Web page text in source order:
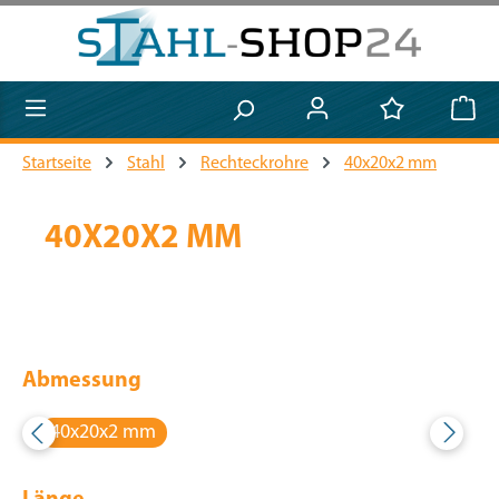
Zum Hauptinhalt springen
Startseite Stahl Rechteckrohre 40x20x2 mm
40X20X2 MM
Abmessung
40x20x2 mm